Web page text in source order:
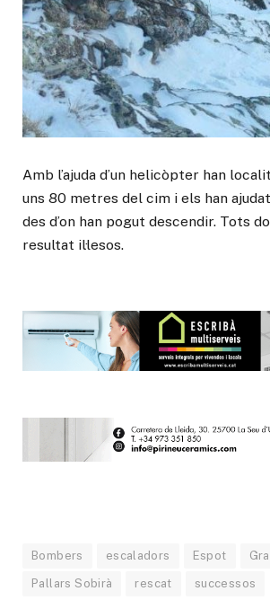
Amb l’ajuda d’un helicòpter han
uns 80 metres del cim i els han
des d’on han pogut descendir. Tots
resultat il·lesos.
Bombers escaladors Espot
Pallars Sobirà rescat successos